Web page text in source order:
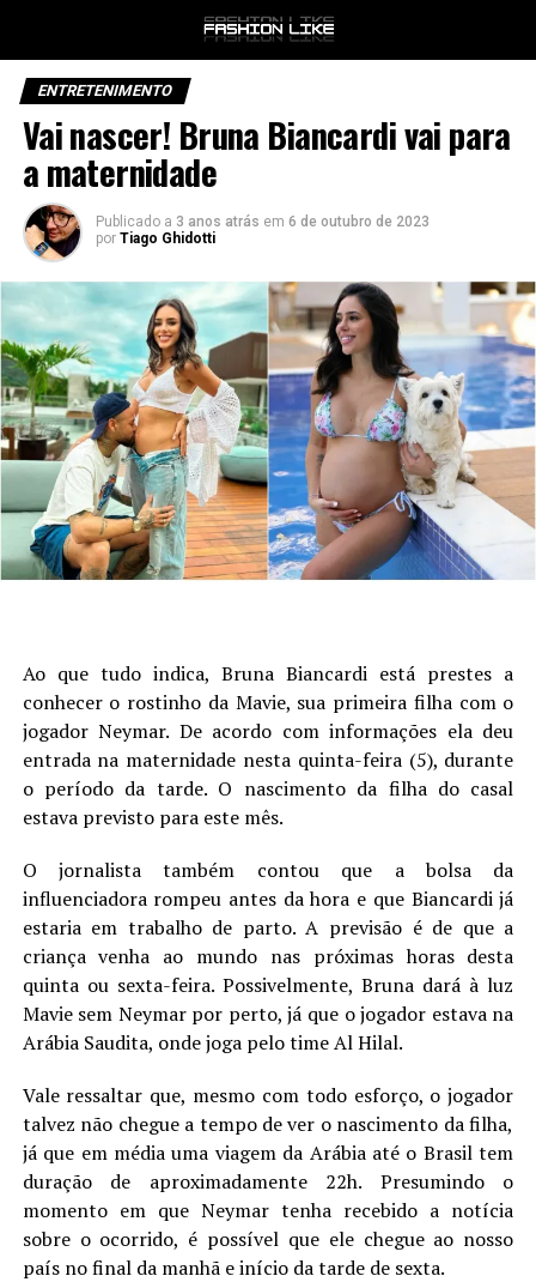
ENTRETENIMENTO
Vai nascer! Bruna Biancardi vai para
a maternidade
Publicado a 3 anos atrás em 6 de outubro de 2023
por Tiago Ghidotti
Ao que tudo indica, Bruna Biancardi está prestes a
conhecer o rostinho da Mavie, sua primeira filha com o
jogador Neymar. De acordo com informações ela deu
entrada na maternidade nesta quinta-feira (5), durante
o período da tarde. O nascimento da filha do casal
estava previsto para este mês.
O jornalista também contou que a bolsa da
influenciadora rompeu antes da hora e que Biancardi já
estaria em trabalho de parto. A previsão é de que a
criança venha ao mundo nas próximas horas desta
quinta ou sexta-feira. Possivelmente, Bruna dará à luz
Mavie sem Neymar por perto, já que o jogador estava na
Arábia Saudita, onde joga pelo time Al Hilal.
Vale ressaltar que, mesmo com todo esforço, o jogador
talvez não chegue a tempo de ver o nascimento da filha,
já que em média uma viagem da Arábia até o Brasil tem
duração de aproximadamente 22h. Presumindo o
momento em que Neymar tenha recebido a notícia
sobre o ocorrido, é possível que ele chegue ao nosso
país no final da manhã e início da tarde de sexta.